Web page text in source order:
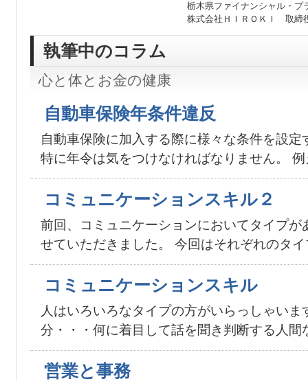
栃木県ファイナンシャル・プ
株式会社ＨＩＲＯＫＩ 取締
執筆中のコラム
心と体とお金の健康
自動車保険年条件違反
自動車保険に加入する際に様々な条件を設定
特に年令は気をつけなければなりません。
コミュニケーションスキル２
前回、コミュニケーションにおいてタイプが
せていただきました。 今回はそれぞれのタ
コミュニケーションスキル
人はいろいろなタイプの方がいらっしゃいま
分・・・何に着目して話を聞き判断する人間
営業と事務